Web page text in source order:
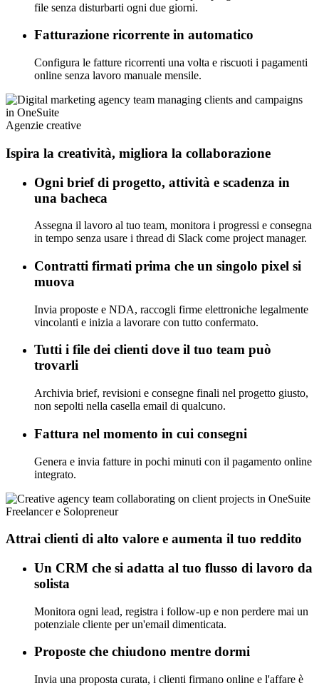
file senza disturbarti ogni due giorni.
Fatturazione ricorrente in automatico
Configura le fatture ricorrenti una volta e riscuoti i pagamenti
online senza lavoro manuale mensile.
Agenzie creative
Ispira la creatività, migliora la collaborazione
Ogni brief di progetto, attività e scadenza in
una bacheca
Assegna il lavoro al tuo team, monitora i progressi e consegna
in tempo senza usare i thread di Slack come project manager.
Contratti firmati prima che un singolo pixel si
muova
Invia proposte e NDA, raccogli firme elettroniche legalmente
vincolanti e inizia a lavorare con tutto confermato.
Tutti i file dei clienti dove il tuo team può
trovarli
Archivia brief, revisioni e consegne finali nel progetto giusto,
non sepolti nella casella email di qualcuno.
Fattura nel momento in cui consegni
Genera e invia fatture in pochi minuti con il pagamento online
integrato.
Freelancer e Solopreneur
Attrai clienti di alto valore e aumenta il tuo reddito
Un CRM che si adatta al tuo flusso di lavoro da
solista
Monitora ogni lead, registra i follow-up e non perdere mai un
potenziale cliente per un'email dimenticata.
Proposte che chiudono mentre dormi
Invia una proposta curata, i clienti firmano online e l'affare è